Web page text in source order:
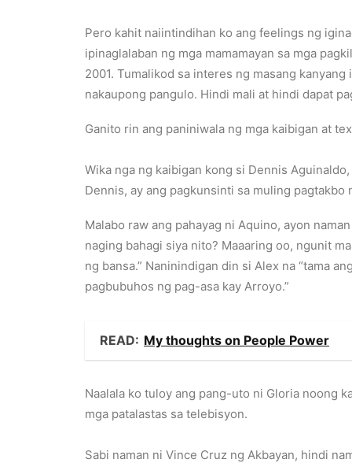
Pero kahit naiintindihan ko ang feelings ng
ipinaglalaban ng mga mamamayan sa mga
2001. Tumalikod sa interes ng masang
nakaupong pangulo. Hindi mali at hindi dapat
Ganito rin ang paniniwala ng mga kaibigan at
Wika nga ng kaibigan kong si Dennis
Dennis, ay ang pagkunsinti sa muling pagtakbo
Malabo raw ang pahayag ni Aquino, ayon
naging bahagi siya nito? Maaaring oo, ngunit
ng bansa.” Naninindigan din si Alex na “tama
pagbubuhos ng pag-asa kay Arroyo.”
READ: My thoughts on People Power
Naalala ko tuloy ang pang-uto ni Gloria noong
mga patalastas sa telebisyon.
Sabi naman ni Vince Cruz ng Akbayan, hindi